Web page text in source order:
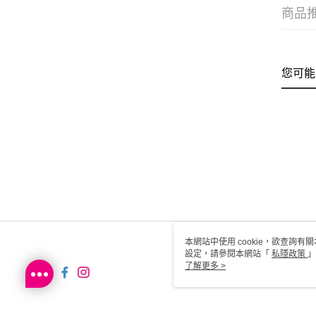
商品
您可
本網站中使用 cookie，欲查詢有
設定，請參閱本網站「 私隱政策
用 cookie。
了解更多 >